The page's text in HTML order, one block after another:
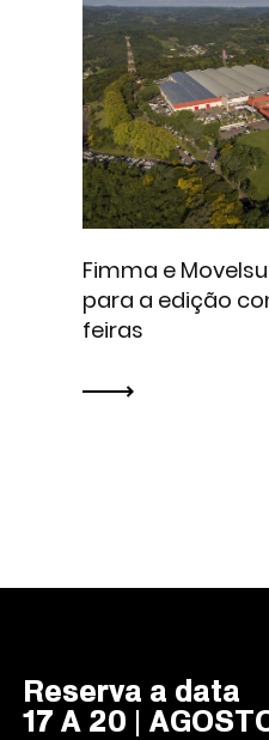
Fimma e
para a edição
feiras
Reserva a data
17 A 20 |